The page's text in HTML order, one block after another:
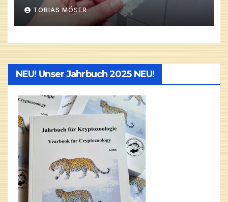
TOBIAS MÖSER
NEU! Unser Jahrbuch 2025 NEU!